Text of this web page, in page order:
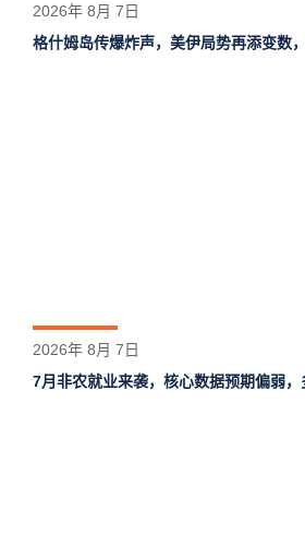
2026年 8月 7日
格什姆岛‌传爆炸声，美伊局势再添变数
2026年 8月 7日
7月非农就业来袭，核心数据预期偏弱